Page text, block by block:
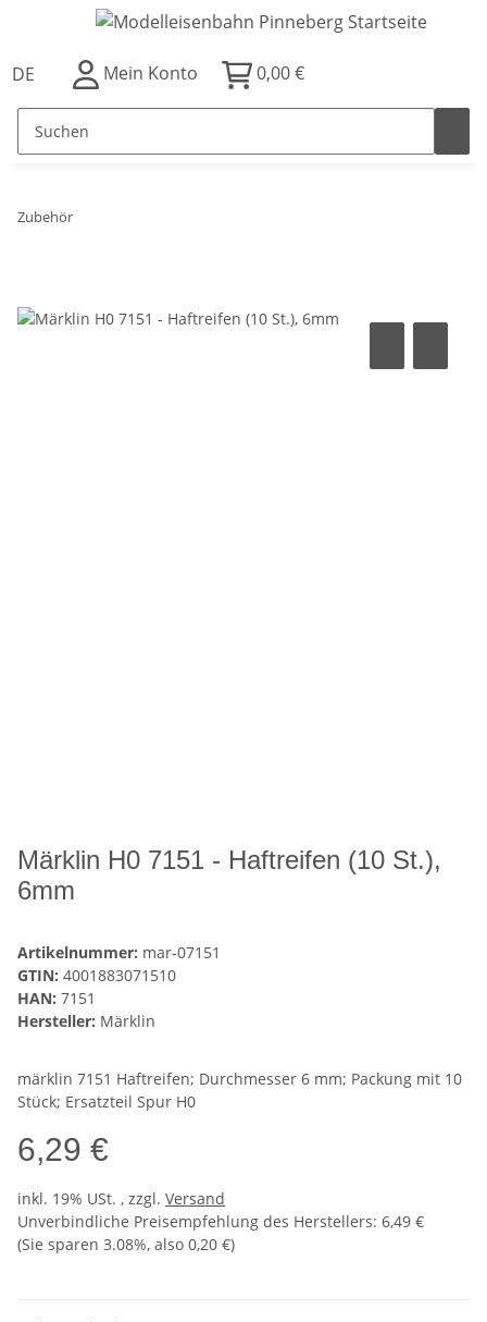
DE Mein Konto 0,00 €
Zubehör
Märklin H0 7151 - Haftreifen (10 St.),
6mm
Artikelnummer: mar-07151
GTIN: 4001883071510
HAN: 7151
Hersteller: Märklin
märklin 7151 Haftreifen; Durchmesser 6 mm; Packung mit 10
Stück; Ersatzteil Spur H0
6,29 €
inkl. 19% USt. , zzgl. Versand
Unverbindliche Preisempfehlung des Herstellers: 6,49 €
(Sie sparen 3.08%, also 0,20 €)